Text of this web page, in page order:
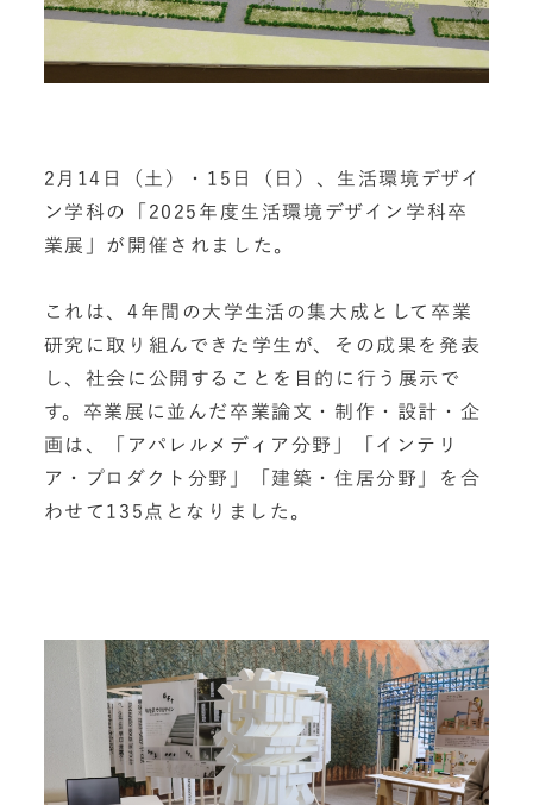
2月14日（土）・15日（日）、生活環境デザイ
ン学科の「2025年度生活環境デザイン学科卒
業展」が開催されました。
これは、4年間の大学生活の集大成として卒業
研究に取り組んできた学生が、その成果を発表
し、社会に公開することを目的に行う展示で
す。卒業展に並んだ卒業論文・制作・設計・企
画は、「アパレルメディア分野」「インテリ
ア・プロダクト分野」「建築・住居分野」を合
わせて135点となりました。